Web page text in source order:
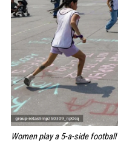
Women play a 5-a-side